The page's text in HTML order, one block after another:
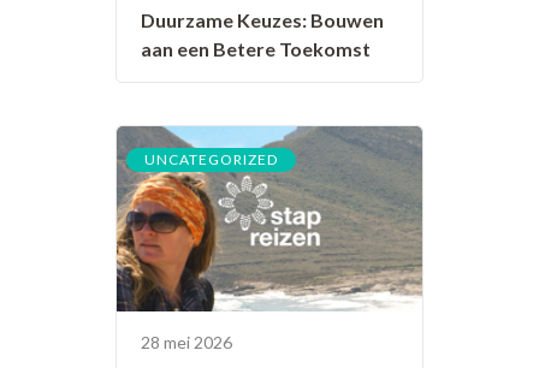
Duurzame Keuzes: Bouwen
aan een Betere Toekomst
UNCATEGORIZED
28 mei 2026